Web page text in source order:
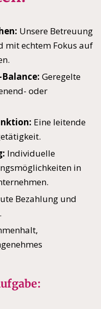
Unsere Betreuung
mit echtem Fokus auf
Geregelte
oder
Eine leitende
Individuelle
in
Bezahlung und